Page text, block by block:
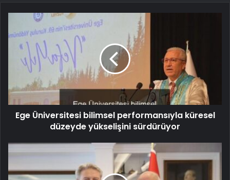
Ege Üniversitesi bilimsel performansıyla küresel
düzeyde yükselişini sürdürüyor